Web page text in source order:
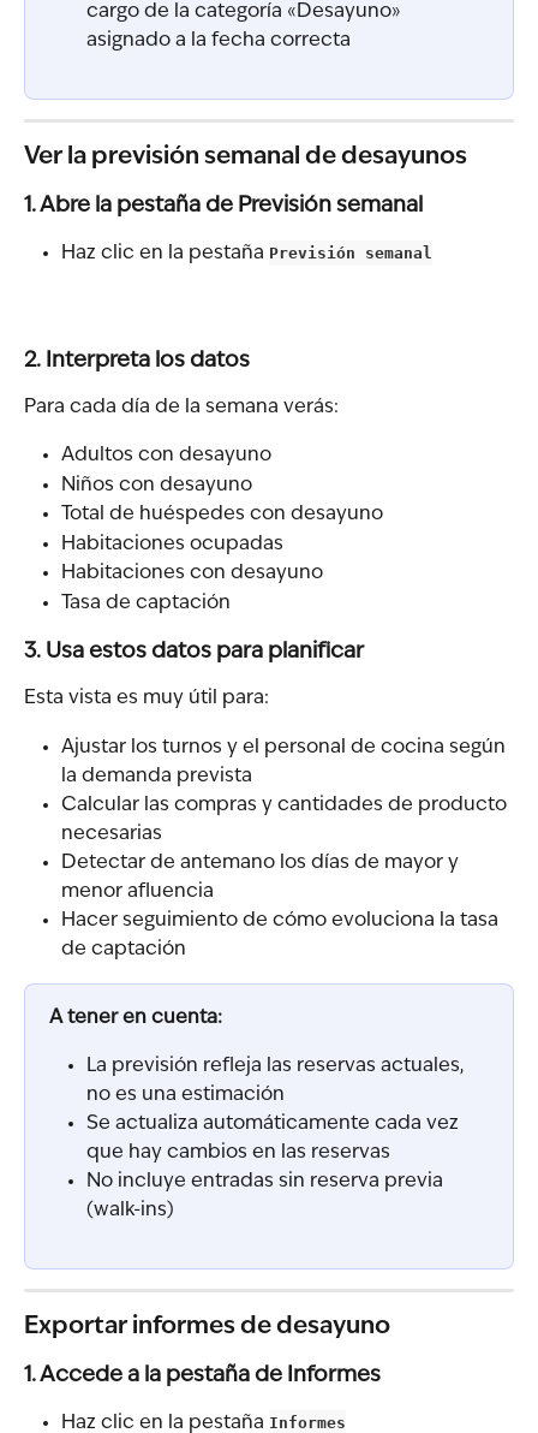
cargo de la categoría «Desayuno»
asignado a la fecha correcta
Ver la previsión semanal de desayunos
1. Abre la pestaña de Previsión semanal
Haz clic en la pestaña Previsión semanal
2. Interpreta los datos
Para cada día de la semana verás:
Adultos con desayuno
Niños con desayuno
Total de huéspedes con desayuno
Habitaciones ocupadas
Habitaciones con desayuno
Tasa de captación
3. Usa estos datos para planificar
Esta vista es muy útil para:
Ajustar los turnos y el personal de cocina según
la demanda prevista
Calcular las compras y cantidades de producto
necesarias
Detectar de antemano los días de mayor y
menor afluencia
Hacer seguimiento de cómo evoluciona la tasa
de captación
A tener en cuenta:
La previsión refleja las reservas actuales,
no es una estimación
Se actualiza automáticamente cada vez
que hay cambios en las reservas
No incluye entradas sin reserva previa
(walk-ins)
Exportar informes de desayuno
1. Accede a la pestaña de Informes
Haz clic en la pestaña Informes